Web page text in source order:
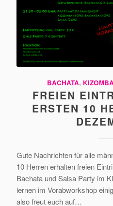
BACHATA,
FREIEN
ERSTEN 10
Gute Nachrichten für alle
10 Herren erhalten freien
Bachata und Salsa Party im
lernen im Vorabworkshop
also freut euch auf…